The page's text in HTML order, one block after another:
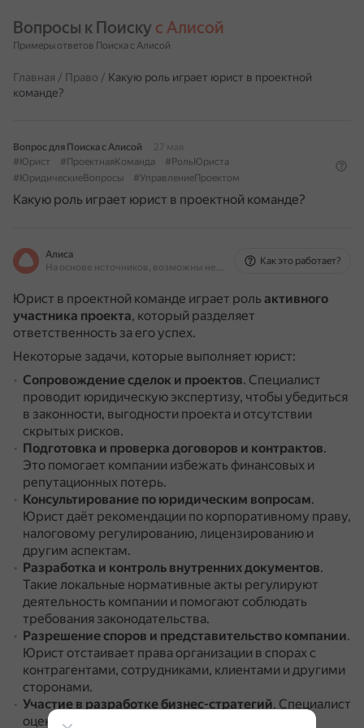
Вопросы к Поиску с Алисой
Примеры ответов Поиска с Алисой
Главная / Право / Какую роль играет юрист в проектной
команде?
Вопрос для Поиска с Алисой
27 мая
#Юрист
#ПроектнаяКоманда
#РольЮриста
#ЮридическиеВопросы
#УправлениеПроектом
Какую роль играет юрист в проектной команде?
Алиса
На основе источников, возможны неточности
Как это работает?
Юрист в проектной команде играет роль активного
участника проекта, который разделяет
ответственность за его успех.
Некоторые задачи, которые выполняет юрист:
Сопровождение сделок и проектов. Специалист
проводит юридическую экспертизу, чтобы убедиться
в законности, выгодности проекта и отсутствии
скрытых рисков.
Подготовка и проверка договоров и контрактов.
Это помогает компании избежать финансовых и
репутационных потерь.
Консультирование по юридическим вопросам.
Юрист даёт рекомендации по корпоративному праву,
налоговому регулированию, лицензированию и
другим аспектам.
Разработка и контроль внутренних документов.
Такие локальные нормативные акты регулируют
деятельность компании и помогают соблюдать
требования законодательства.
Разрешение споров и представительство компании.
Юрист отстаивает права организации в спорах с
контрагентами, сотрудниками, клиентами и другими
сторонами.
Участие в разработке бизнес-стратегий. Специалист
оценивает правовые аспекты предлагаемых